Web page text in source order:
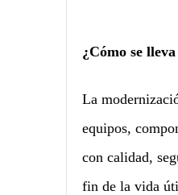
¿Cómo se
La
equipos,
con calidad,
fin de la vida